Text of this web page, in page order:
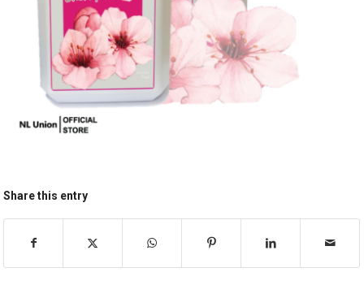
Share this entry